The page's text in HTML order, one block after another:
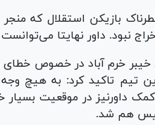
بازیکن استقلال که
نبود. داور نهایتا می‌توانست
خرم آباد در خصوص خطای
تیم تاکید کرد: به هیچ
داورنیز در موقعیت بسیار
هم شد.